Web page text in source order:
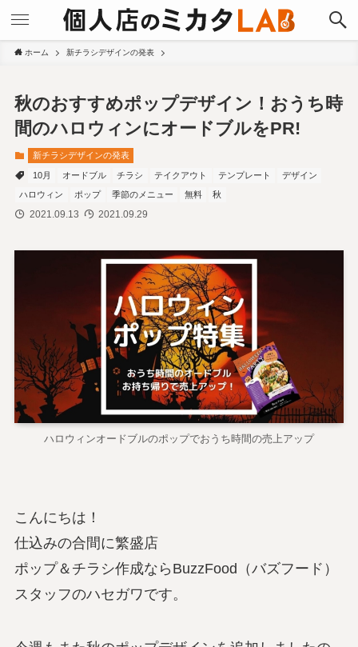
ホーム 新チラシデザインの発表
秋のおすすめポップデザイン！おうち時
間のハロウィンにオードブルをPR!
新チラシデザインの発表
10月 オードブル チラシ テイクアウト テンプレート デザイン
ハロウィン ポップ 季節のメニュー 無料 秋
2021.09.13 2021.09.29
ハロウィンオードブルのポップでおうち時間の売上アップ
こんにちは！
仕込みの合間に繁盛店
ポップ＆チラシ作成ならBuzzFood（バズフード）
スタッフのハセガワです。